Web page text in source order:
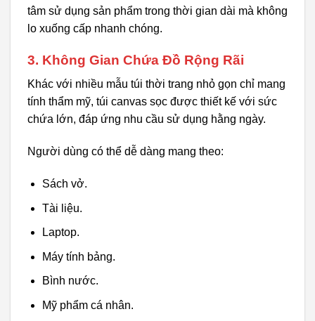
tâm sử dụng sản phẩm trong thời gian dài mà không
lo xuống cấp nhanh chóng.
3. Không Gian Chứa Đồ Rộng Rãi
Khác với nhiều mẫu túi thời trang nhỏ gọn chỉ mang
tính thẩm mỹ, túi canvas sọc được thiết kế với sức
chứa lớn, đáp ứng nhu cầu sử dụng hằng ngày.
Người dùng có thể dễ dàng mang theo:
Sách vở.
Tài liệu.
Laptop.
Máy tính bảng.
Bình nước.
Mỹ phẩm cá nhân.